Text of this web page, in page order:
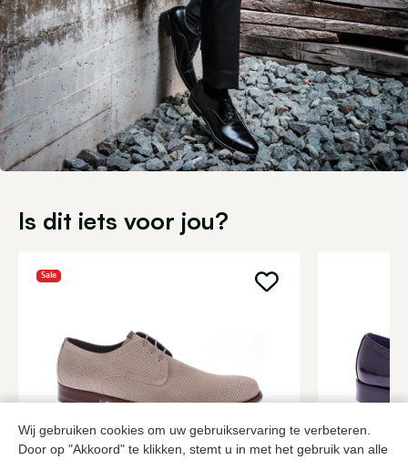
Wij gebruiken cookies om uw gebruikservaring te verbeteren.
Door op "Akkoord" te klikken, stemt u in met het gebruik van alle
Is dit iets voor jou?
Sale